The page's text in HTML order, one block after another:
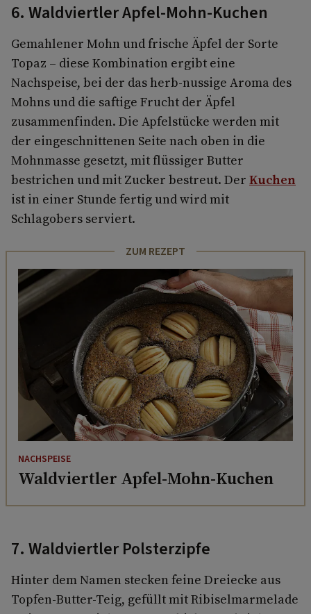
6. Waldviertler Apfel-Mohn-Kuchen
Gemahlener Mohn und frische Äpfel der Sorte
Topaz – diese Kombination ergibt eine
Nachspeise, bei der das herb-nussige Aroma des
Mohns und die saftige Frucht der Äpfel
zusammenfinden. Die Apfelstücke werden mit
der eingeschnittenen Seite nach oben in die
Mohnmasse gesetzt, mit flüssiger Butter
bestrichen und mit Zucker bestreut. Der Kuchen
ist in einer Stunde fertig und wird mit
Schlagobers serviert.
ZUM REZEPT
NACHSPEISE
Waldviertler Apfel-Mohn-Kuchen
7. Waldviertler Polsterzipfe
Hinter dem Namen stecken feine Dreiecke aus
Topfen-Butter-Teig, gefüllt mit Ribiselmarmelade